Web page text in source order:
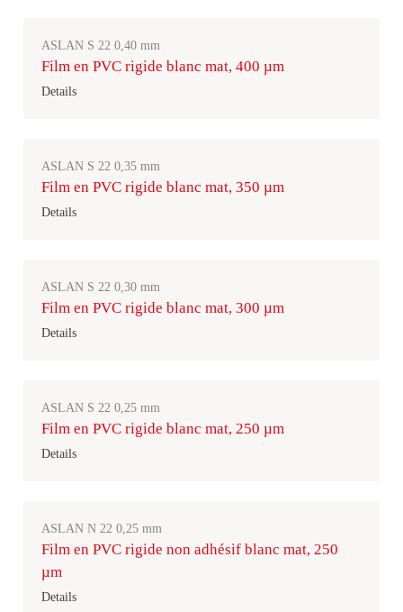
ASLAN S 22 0,40 mm
Film en PVC rigide blanc mat, 400 µm
Details
ASLAN S 22 0,35 mm
Film en PVC rigide blanc mat, 350 µm
Details
ASLAN S 22 0,30 mm
Film en PVC rigide blanc mat, 300 µm
Details
ASLAN S 22 0,25 mm
Film en PVC rigide blanc mat, 250 µm
Details
ASLAN N 22 0,25 mm
Film en PVC rigide non adhésif blanc mat, 250
µm
Details